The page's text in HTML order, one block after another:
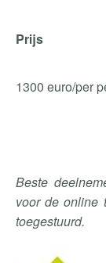
Prijs
1300 euro/per
Beste
voor de online
toegestuurd.